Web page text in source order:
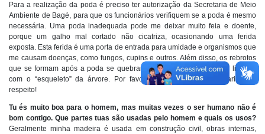
Para a realização da poda é preciso ter autorização da Secretaria de Meio
Ambiente de Bagé, para que os funcionários verifiquem se a poda é mesmo
necessária. Uma poda inadequada pode me deixar muito feia e doente,
porque um galho mal cortado não cicatriza, ocasionando uma ferida
exposta. Esta ferida é uma porta de entrada para umidade e organismos que
me causam doenças, como fungos, cupins e outros. Além disso, os rebrotos
que se formam após a poda se quebram facilmente, pois não tem ligação
com o “esqueleto” da árvore. Por favor, cuidem de nós com carinho e
respeito!
Tu és muito boa para o homem, mas muitas vezes o ser humano não é
bom contigo. Que partes tuas são usadas pelo homem e quais os usos?
Geralmente minha madeira é usada em construção civil, obras internas,